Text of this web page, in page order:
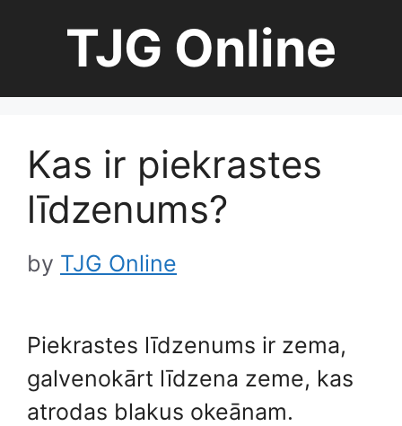
TJG Online
Kas ir piekrastes
līdzenums?
by TJG Online
Piekrastes līdzenums ir zema,
galvenokārt līdzena zeme, kas
atrodas blakus okeānam.